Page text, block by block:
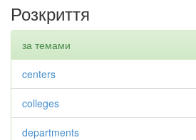
Розкриття
за темами
centers
colleges
departments